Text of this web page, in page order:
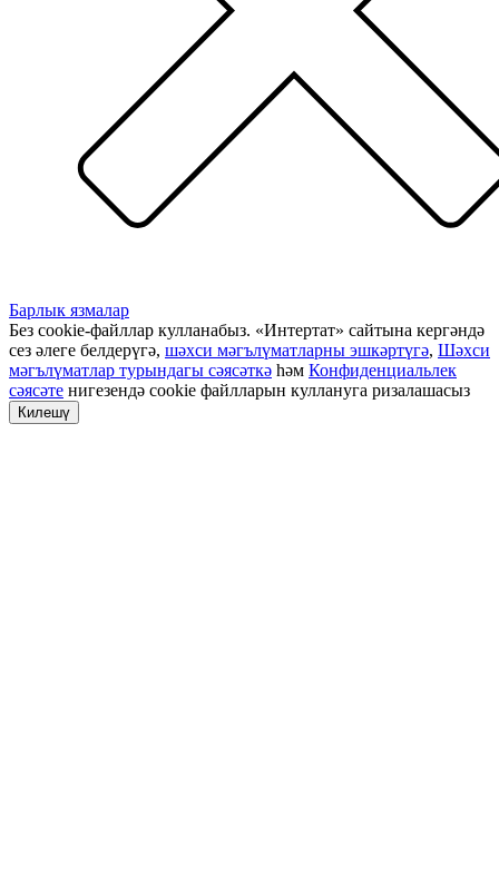
Барлык язмалар
Без cookie-файллар кулланабыз. «Интертат» сайтына кергәндә
сез әлеге белдерүгә, шәхси мәгълүматларны эшкәртүгә, Шәхси
мәгълүматлар турындагы сәясәткә һәм Конфиденциальлек
сәясәте нигезендә cookie файлларын куллануга ризалашасыз
Килешү